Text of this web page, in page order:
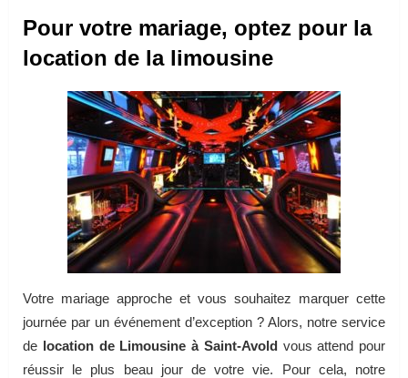
Pour votre mariage, optez pour la
location de la limousine
Votre mariage approche et vous souhaitez marquer cette
journée par un événement d’exception ? Alors, notre service
de location de Limousine à Saint-Avoldvous attend pour
réussir le plus beau jour de votre vie. Pour cela, notre